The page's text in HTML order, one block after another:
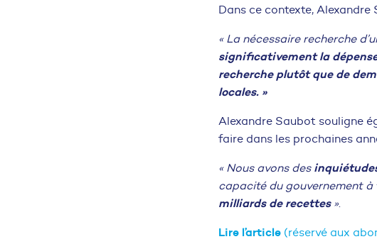
Dans ce contexte, Alexandre
« La nécessaire recherche
significativement la
recherche plutôt que de
locales. »
Alexandre Saubot souligne
faire dans les prochaines
« Nous avons des
capacité du gouvernement à
milliards de recettes»
Lire l’article (réservé aux